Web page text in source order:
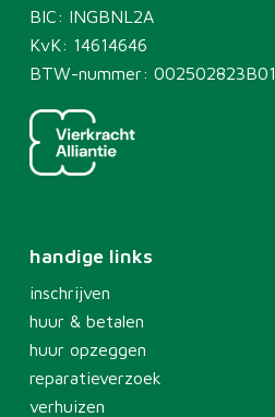
BIC: INGBNL2A
KvK: 14614646
BTW-nummer: 002502823B01
handige links
inschrijven
huur & betalen
huur opzeggen
reparatieverzoek
verhuizen